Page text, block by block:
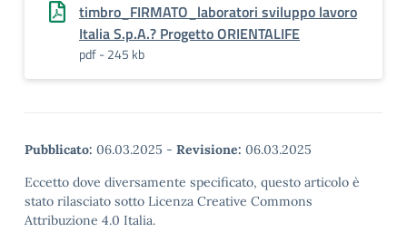
timbro_FIRMATO_laboratori sviluppo lavoro
Italia S.p.A.? Progetto ORIENTALIFE
pdf - 245 kb
Pubblicato: 06.03.2025 - Revisione: 06.03.2025
Eccetto dove diversamente specificato, questo articolo è
stato rilasciato sotto Licenza Creative Commons
Attribuzione 4.0 Italia.